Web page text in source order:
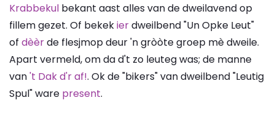
Krabbekul bekant aast alles van de dweilavend op
fillem gezet. Of bekekierdweilbend "Un Opke Leut"
of dèèrde flesjmop deur 'n gròòte groep mè dweile.
Apart vermeld, om da d't zo leuteg was; de manne
van't Dak d'r af!. Ok de "bikers" van dweilbend "Leutig
Spul" ware present.